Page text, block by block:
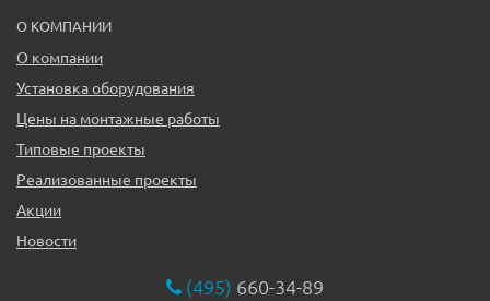
О КОМПАНИИ
О компании
Установка оборудования
Цены на монтажные работы
Типовые проекты
Реализованные проекты
Акции
Новости
(495) 660-34-89